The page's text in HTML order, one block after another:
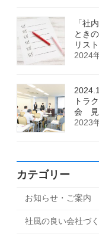
「社
とき
リスト
2024
トラ
会 見
2023
カテゴリー
お知らせ・ご案内
社風の良い会社づ